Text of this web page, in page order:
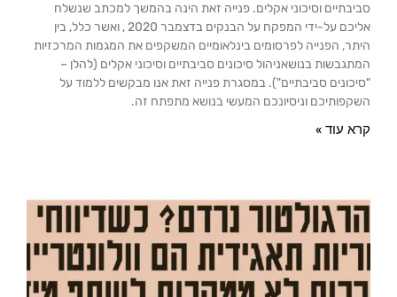
סביבתיים וסיכוני אקלים. פנייה זאת הינה בהמשך למכתב שנשלח
אליכם על-ידי המפקח על הבנקים בדצמבר 2020 , ואשר כלל, בין
היתר, הפנייה לפרסומים בינלאומיים המשקפים את המגמות המרכזיות
המתגבשות בנושאניהול סיכונים סביבתיים וסיכוני אקלים (להלן –
"סיכונים סביבתיים"). במסגרת פנייה זאת אנו מבקשים ללמוד על
השקפותיכם וניסיונכם המעשי בנושא מתפתח זה.
קרא עוד »